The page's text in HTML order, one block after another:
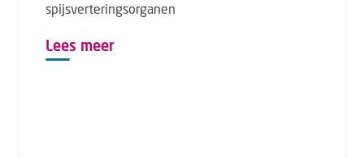
spijsverteringsorganen
Lees meer